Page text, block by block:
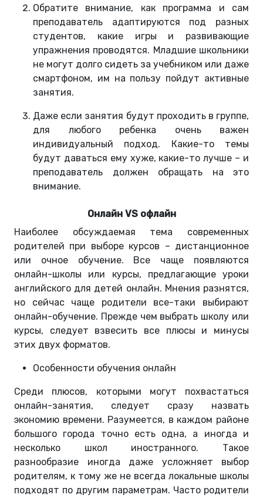
Обратите внимание, как программа и сам
преподаватель адаптируются под разных
студентов, какие игры и развивающие
упражнения проводятся. Младшие школьники
не могут долго сидеть за учебником или даже
смартфоном, им на пользу пойдут активные
занятия.
Даже если занятия будут проходить в группе,
для любого ребенка очень важен
индивидуальный подход. Какие-то темы
будут даваться ему хуже, какие-то лучше – и
преподаватель должен обращать на это
внимание.
Онлайн VS офлайн
Наиболее обсуждаемая тема современных
родителей при выборе курсов – дистанционное
или очное обучение. Все чаще появляются
онлайн-школы или курсы, предлагающие уроки
английского для детей онлайн. Мнения разнятся,
но сейчас чаще родители все-таки выбирают
онлайн-обучение. Прежде чем выбрать школу или
курсы, следует взвесить все плюсы и минусы
этих двух форматов.
Особенности обучения онлайн
Среди плюсов, которыми могут похвастаться
онлайн-занятия, следует сразу назвать
экономию времени. Разумеется, в каждом районе
большого города точно есть одна, а иногда и
несколько школ иностранного. Такое
разнообразие иногда даже усложняет выбор
родителям, к тому же не всегда локальные школы
подходят по другим параметрам. Часто родители